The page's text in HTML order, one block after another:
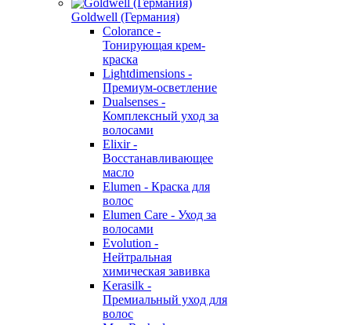
Goldwell (Германия)
Colorance -
Тонирующая крем-
краска
Lightdimensions -
Премиум-осветление
Dualsenses -
Комплексный уход за
волосами
Elixir -
Восстанавливающее
масло
Elumen - Краска для
волос
Elumen Care - Уход за
волосами
Evolution -
Нейтральная
химическая завивка
Kerasilk -
Премиальный уход для
волос